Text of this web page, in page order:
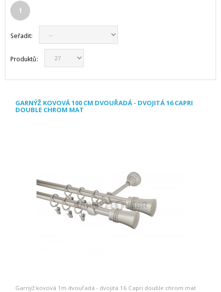
1
Seřadit:
Produktů:
GARNÝŽ KOVOVÁ 100 CM DVOUŘADÁ - DVOJITÁ 16 CAPRI
DOUBLE CHROM MAT
Garnýž kovová 1m dvouřadá - dvojitá 16 Capri double chrom mat